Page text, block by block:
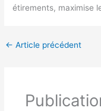
étirements, maximise
← Article précédent